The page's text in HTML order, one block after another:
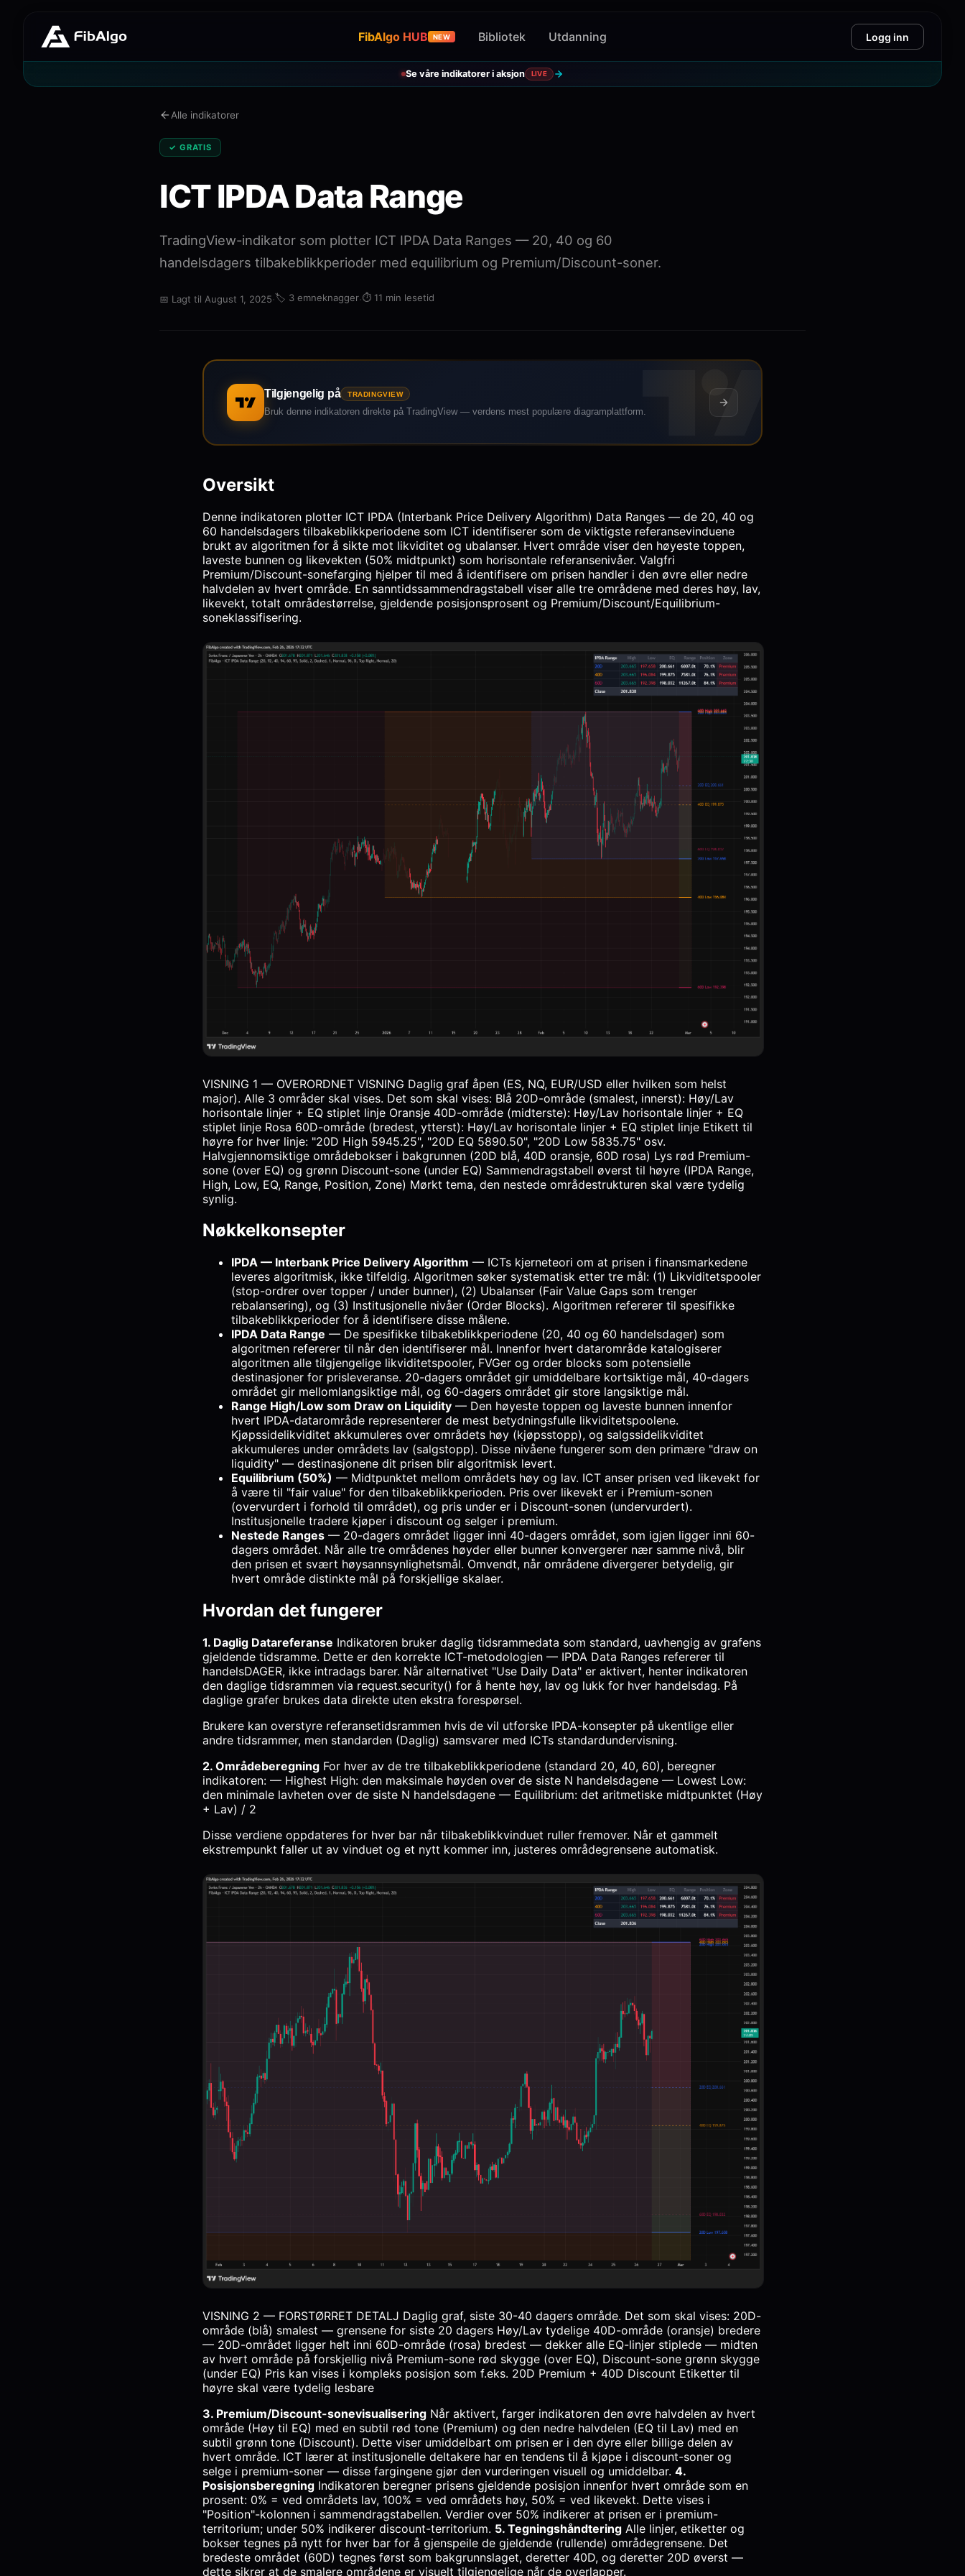
FibAlgo HUB NEW Bibliotek Utdanning Logg inn
Se våre indikatorer i aksjon LIVE
Alle indikatorer
✓ GRATIS
ICT IPDA Data Range
TradingView-indikator som plotter ICT IPDA Data Ranges — 20, 40 og 60
handelsdagers tilbakeblikkperioder med equilibrium og Premium/Discount-soner.
📅 Lagt til August 1, 2025·🏷️ 3 emneknagger·⏱️ 11 min lesetid
Tilgjengelig på TRADINGVIEW
Bruk denne indikatoren direkte på TradingView — verdens mest populære diagramplattform.
Oversikt
Denne indikatoren plotter ICT IPDA (Interbank Price Delivery Algorithm) Data Ranges — de 20, 40 og
60 handelsdagers tilbakeblikkperiodene som ICT identifiserer som de viktigste referansevinduene
brukt av algoritmen for å sikte mot likviditet og ubalanser. Hvert område viser den høyeste toppen,
laveste bunnen og likevekten (50% midtpunkt) som horisontale referansenivåer. Valgfri
Premium/Discount-sonefarging hjelper til med å identifisere om prisen handler i den øvre eller nedre
halvdelen av hvert område. En sanntidssammendragstabell viser alle tre områdene med deres høy, lav,
likevekt, totalt områdestørrelse, gjeldende posisjonsprosent og Premium/Discount/Equilibrium-
soneklassifisering.
VISNING 1 — OVERORDNET VISNING Daglig graf åpen (ES, NQ, EUR/USD eller hvilken som helst
major). Alle 3 områder skal vises. Det som skal vises: Blå 20D-område (smalest, innerst): Høy/Lav
horisontale linjer + EQ stiplet linje Oransje 40D-område (midterste): Høy/Lav horisontale linjer + EQ
stiplet linje Rosa 60D-område (bredest, ytterst): Høy/Lav horisontale linjer + EQ stiplet linje Etikett til
høyre for hver linje: "20D High 5945.25", "20D EQ 5890.50", "20D Low 5835.75" osv.
Halvgjennomsiktige områdebokser i bakgrunnen (20D blå, 40D oransje, 60D rosa) Lys rød Premium-
sone (over EQ) og grønn Discount-sone (under EQ) Sammendragstabell øverst til høyre (IPDA Range,
High, Low, EQ, Range, Position, Zone) Mørkt tema, den nestede områdestrukturen skal være tydelig
synlig.
Nøkkelkonsepter
IPDA — Interbank Price Delivery Algorithm — ICTs kjerneteori om at prisen i finansmarkedene
leveres algoritmisk, ikke tilfeldig. Algoritmen søker systematisk etter tre mål: (1) Likviditetspooler
(stop-ordrer over topper / under bunner), (2) Ubalanser (Fair Value Gaps som trenger
rebalansering), og (3) Institusjonelle nivåer (Order Blocks). Algoritmen refererer til spesifikke
tilbakeblikkperioder for å identifisere disse målene.
IPDA Data Range — De spesifikke tilbakeblikkperiodene (20, 40 og 60 handelsdager) som
algoritmen refererer til når den identifiserer mål. Innenfor hvert datarområde katalogiserer
algoritmen alle tilgjengelige likviditetspooler, FVGer og order blocks som potensielle
destinasjoner for prisleveranse. 20-dagers området gir umiddelbare kortsiktige mål, 40-dagers
området gir mellomlangsiktige mål, og 60-dagers området gir store langsiktige mål.
Range High/Low som Draw on Liquidity — Den høyeste toppen og laveste bunnen innenfor
hvert IPDA-datarområde representerer de mest betydningsfulle likviditetspoolene.
Kjøpssidelikviditet akkumuleres over områdets høy (kjøpsstopp), og salgssidelikviditet
akkumuleres under områdets lav (salgstopp). Disse nivåene fungerer som den primære "draw on
liquidity" — destinasjonene dit prisen blir algoritmisk levert.
Equilibrium (50%) — Midtpunktet mellom områdets høy og lav. ICT anser prisen ved likevekt for
å være til "fair value" for den tilbakeblikkperioden. Pris over likevekt er i Premium-sonen
(overvurdert i forhold til området), og pris under er i Discount-sonen (undervurdert).
Institusjonelle tradere kjøper i discount og selger i premium.
Nestede Ranges — 20-dagers området ligger inni 40-dagers området, som igjen ligger inni 60-
dagers området. Når alle tre områdenes høyder eller bunner konvergerer nær samme nivå, blir
den prisen et svært høysannsynlighetsmål. Omvendt, når områdene divergerer betydelig, gir
hvert område distinkte mål på forskjellige skalaer.
Hvordan det fungerer
1. Daglig Datareferanse Indikatoren bruker daglig tidsrammedata som standard, uavhengig av grafens
gjeldende tidsramme. Dette er den korrekte ICT-metodologien — IPDA Data Ranges refererer til
handelsDAGER, ikke intradags barer. Når alternativet "Use Daily Data" er aktivert, henter indikatoren
den daglige tidsrammen via request.security() for å hente høy, lav og lukk for hver handelsdag. På
daglige grafer brukes data direkte uten ekstra forespørsel.
Brukere kan overstyre referansetidsrammen hvis de vil utforske IPDA-konsepter på ukentlige eller
andre tidsrammer, men standarden (Daglig) samsvarer med ICTs standardundervisning.
2. Områdeberegning For hver av de tre tilbakeblikkperiodene (standard 20, 40, 60), beregner
indikatoren: — Highest High: den maksimale høyden over de siste N handelsdagene — Lowest Low:
den minimale lavheten over de siste N handelsdagene — Equilibrium: det aritmetiske midtpunktet (Høy
+ Lav) / 2
Disse verdiene oppdateres for hver bar når tilbakeblikkvinduet ruller fremover. Når et gammelt
ekstrempunkt faller ut av vinduet og et nytt kommer inn, justeres områdegrensene automatisk.
VISNING 2 — FORSTØRRET DETALJ Daglig graf, siste 30-40 dagers område. Det som skal vises: 20D-
område (blå) smalest — grensene for siste 20 dagers Høy/Lav tydelige 40D-område (oransje) bredere
— 20D-området ligger helt inni 60D-område (rosa) bredest — dekker alle EQ-linjer stiplede — midten
av hvert område på forskjellig nivå Premium-sone rød skygge (over EQ), Discount-sone grønn skygge
(under EQ) Pris kan vises i kompleks posisjon som f.eks. 20D Premium + 40D Discount Etiketter til
høyre skal være tydelig lesbare
3. Premium/Discount-sonevisualisering Når aktivert, farger indikatoren den øvre halvdelen av hvert
område (Høy til EQ) med en subtil rød tone (Premium) og den nedre halvdelen (EQ til Lav) med en
subtil grønn tone (Discount). Dette viser umiddelbart om prisen er i den dyre eller billige delen av
hvert område. ICT lærer at institusjonelle deltakere har en tendens til å kjøpe i discount-soner og
selge i premium-soner — disse fargingene gjør den vurderingen visuell og umiddelbar. 4.
Posisjonsberegning Indikatoren beregner prisens gjeldende posisjon innenfor hvert område som en
prosent: 0% = ved områdets lav, 100% = ved områdets høy, 50% = ved likevekt. Dette vises i
"Position"-kolonnen i sammendragstabellen. Verdier over 50% indikerer at prisen er i premium-
territorium; under 50% indikerer discount-territorium. 5. Tegningshåndtering Alle linjer, etiketter og
bokser tegnes på nytt for hver bar for å gjenspeile de gjeldende (rullende) områdegrensene. Det
bredeste området (60D) tegnes først som bakgrunnslaget, deretter 40D, og deretter 20D øverst —
dette sikrer at de smalere områdene er visuelt tilgjengelige når de overlapper.